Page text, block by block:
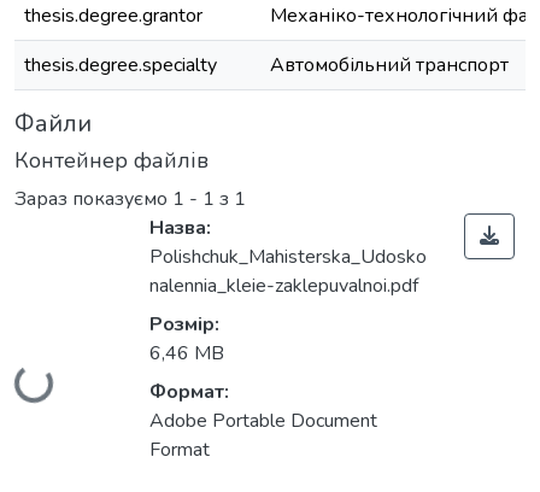
thesis.degree.grantor
Механіко-технологічний
thesis.degree.specialty
Автомобільний транспорт
Файли
Контейнер файлів
Зараз показуємо 1 - 1 з 1
Вантажиться...
Назва:
Polishchuk_Mahisterska_Udosko
nalennia_kleie-zaklepuvalnoi.pdf
Розмір:
6,46 MB
Формат:
Adobe Portable Document
Format